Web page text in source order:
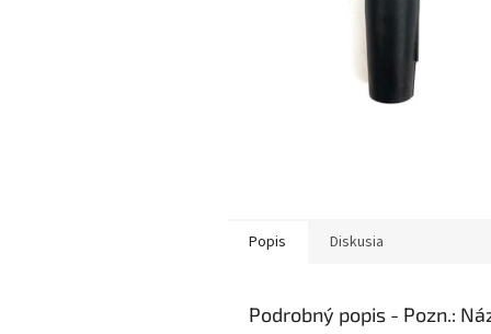
Popis Diskusia
Podrobný popis